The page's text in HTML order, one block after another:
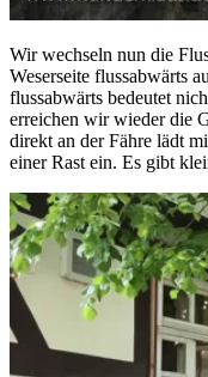
Wir wechseln nun die
Weserseite flussabwärts
flussabwärts bedeutet
erreichen wir wieder die
direkt an der Fähre lädt
einer Rast ein. Es gibt